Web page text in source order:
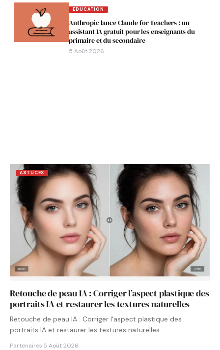
EDUCATION
Anthropic lance Claude for Teachers : un
assistant IA gratuit pour les enseignants du
primaire et du secondaire
5 Août 2026
ASTUCES
Retouche de peau IA : Corriger l’aspect plastique des
portraits IA et restaurer les textures naturelles
Retouche de peau IA : Corriger l'aspect plastique des
portraits IA et restaurer les textures naturelles
Partenaires·5 Août 2026